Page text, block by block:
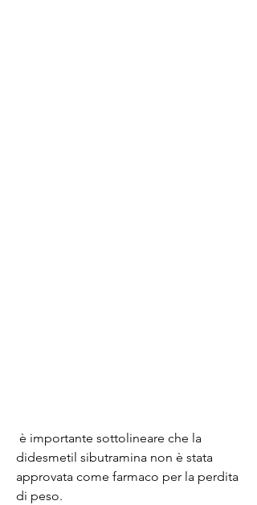
didesmetil sibutramina non è stata
approvata come farmaco per la perdita
di peso.